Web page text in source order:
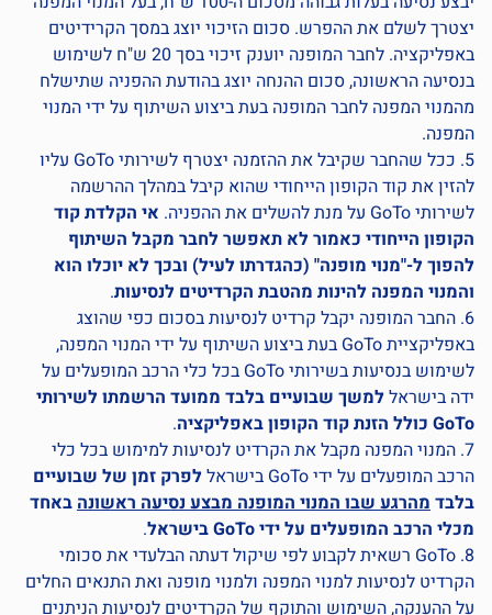
יצטרך לשלם את ההפרש. סכום הזיכוי יוצג במסך הקרידיטים
באפליקציה. לחבר המופנה יוענק זיכוי בסך 20 ש"ח לשימוש
בנסיעה הראשונה, סכום ההנחה יוצג בהודעת ההפניה שתישלח
מהמנוי המפנה לחבר המופנה בעת ביצוע השיתוף על ידי המנוי
המפנה.
5. ככל שהחבר שקיבל את ההזמנה יצטרף לשירותי GoTo עליו
להזין את קוד הקופון הייחודי שהוא קיבל במהלך ההרשמה
לשירותי GoTo על מנת להשלים את ההפניה.
אי הקלדת קוד
הקופון הייחודי כאמור לא תאפשר לחבר מקבל השיתוף
להפוך ל-"מנוי מופנה" (כהגדרתו לעיל) ובכך לא יוכלו הוא
והמנוי המפנה להינות מהטבת הקרדיטים לנסיעות.
6. החבר המופנה יקבל קרדיט לנסיעות בסכום כפי שהוצג
באפליקציית GoTo בעת ביצוע השיתוף על ידי המנוי המפנה,
לשימוש בנסיעות בשירותי GoTo בכל כלי הרכב המופעלים על
ידה בישראללמשך שבועיים בלבד ממועד הרשמתו לשירותי
GoTo כולל הזנת קוד הקופון באפליקציה
.
7. המנוי המפנה מקבל את הקרדיט לנסיעות למימוש בכל כלי
הרכב המופעלים על ידי GoTo בישראל
לפרק זמן של שבועיים
בלבדמהרגע שבו המנוי המופנה מבצע נסיעה ראשונהבאחד
מכלי הרכב המופעלים על ידי GoTo בישראל
.
8. GoTo רשאית לקבוע לפי שיקול דעתה הבלעדי את סכומי
הקרדיט לנסיעות למנוי המפנה ולמנוי מופנה ואת התנאים החלים
על ההענקה, השימוש והתוקף של הקרדיטים לנסיעות הניתנים